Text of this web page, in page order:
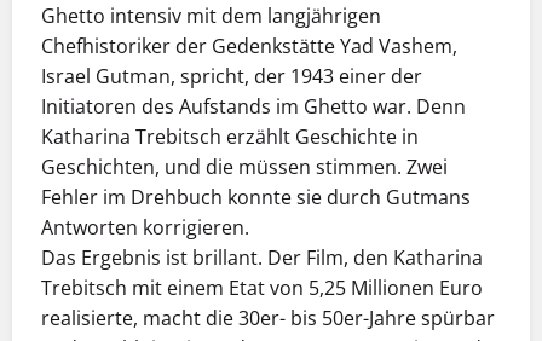
Ghetto intensiv mit dem langjährigen
Chefhistoriker der Gedenkstätte Yad Vashem,
Israel Gutman, spricht, der 1943 einer der
Initiatoren des Aufstands im Ghetto war. Denn
Katharina Trebitsch erzählt Geschichte in
Geschichten, und die müssen stimmen. Zwei
Fehler im Drehbuch konnte sie durch Gutmans
Antworten korrigieren.
Das Ergebnis ist brillant. Der Film, den Katharina
Trebitsch mit einem Etat von 5,25 Millionen Euro
realisierte, macht die 30er- bis 50er-Jahre spürbar